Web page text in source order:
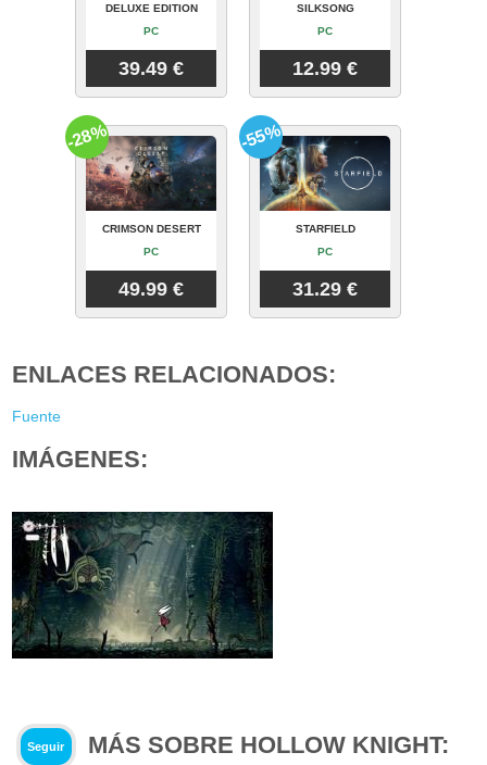
DELUXE EDITION
PC
39.49 €
SILKSONG
PC
12.99 €
CRIMSON DESERT
PC
49.99 €
-28%
STARFIELD
PC
31.29 €
-55%
ENLACES RELACIONADOS:
Fuente
IMÁGENES:
Seguir
MÁS SOBRE HOLLOW KNIGHT: